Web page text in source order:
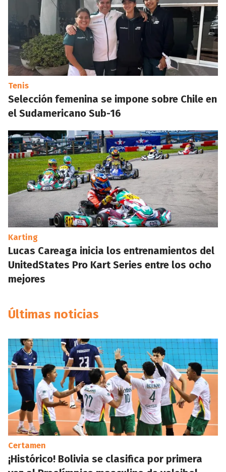
Tenis
Selección femenina se impone sobre Chile en
el Sudamericano Sub-16
Karting
Lucas Careaga inicia los entrenamientos del
UnitedStates Pro Kart Series entre los ocho
mejores
Últimas noticias
Certamen
¡Histórico! Bolivia se clasifica por primera